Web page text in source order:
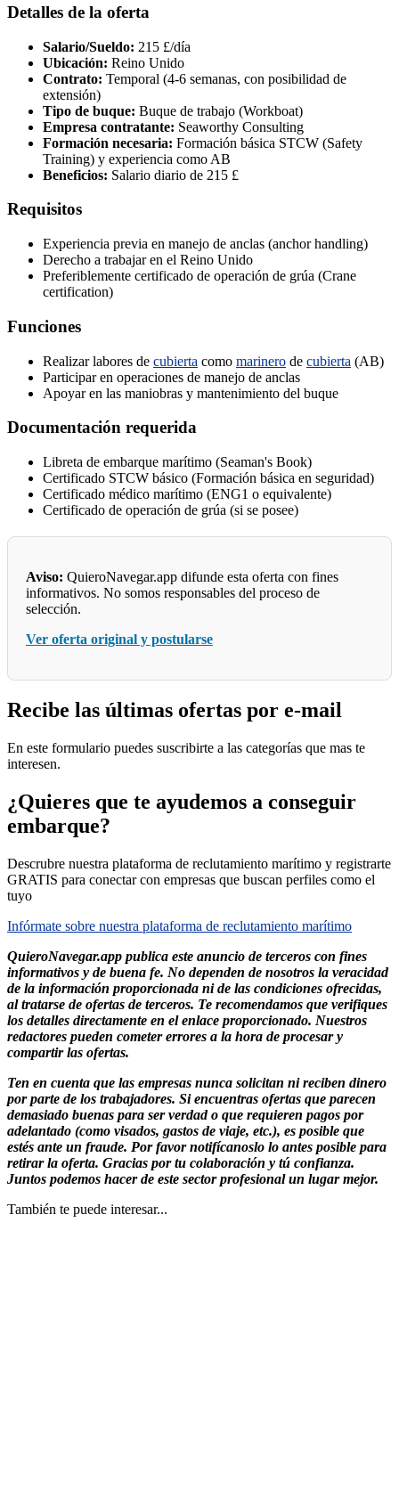
Detalles de la oferta
Salario/Sueldo: 215 £/día
Ubicación: Reino Unido
Contrato: Temporal (4-6 semanas, con posibilidad de
extensión)
Tipo de buque: Buque de trabajo (Workboat)
Empresa contratante: Seaworthy Consulting
Formación necesaria: Formación básica STCW (Safety
Training) y experiencia como AB
Beneficios: Salario diario de 215 £
Requisitos
Experiencia previa en manejo de anclas (anchor handling)
Derecho a trabajar en el Reino Unido
Preferiblemente certificado de operación de grúa (Crane
certification)
Funciones
Realizar labores de cubierta como marinero de cubierta (AB)
Participar en operaciones de manejo de anclas
Apoyar en las maniobras y mantenimiento del buque
Documentación requerida
Libreta de embarque marítimo (Seaman's Book)
Certificado STCW básico (Formación básica en seguridad)
Certificado médico marítimo (ENG1 o equivalente)
Certificado de operación de grúa (si se posee)
Aviso: QuieroNavegar.app difunde esta oferta con fines
informativos. No somos responsables del proceso de
selección.
Ver oferta original y postularse
Recibe las últimas ofertas por e-mail
En este formulario puedes suscribirte a las categorías que mas te
interesen.
¿Quieres que te ayudemos a conseguir
embarque?
Descrubre nuestra plataforma de reclutamiento marítimo y registrarte
GRATIS para conectar con empresas que buscan perfiles como el
tuyo
Infórmate sobre nuestra plataforma de reclutamiento marítimo
QuieroNavegar.app publica este anuncio de terceros con fines
informativos y de buena fe. No dependen de nosotros la veracidad
de la información proporcionada ni de las condiciones ofrecidas,
al tratarse de ofertas de terceros. Te recomendamos que verifiques
los detalles directamente en el enlace proporcionado. Nuestros
redactores pueden cometer errores a la hora de procesar y
compartir las ofertas.
Ten en cuenta que las empresas nunca solicitan ni reciben dinero
por parte de los trabajadores. Si encuentras ofertas que parecen
demasiado buenas para ser verdad o que requieren pagos por
adelantado (como visados, gastos de viaje, etc.), es posible que
estés ante un fraude. Por favor notifícanoslo lo antes posible para
retirar la oferta. Gracias por tu colaboración y tú confianza.
Juntos podemos hacer de este sector profesional un lugar mejor.
También te puede interesar...